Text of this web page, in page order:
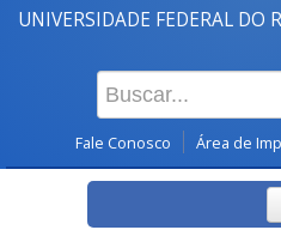
UNIVERSIDADE FEDERAL DO
Fale Conosco Área de